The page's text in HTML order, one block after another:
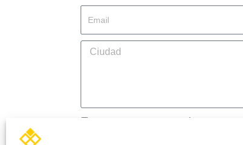
Message
Recibir
*AUTORIZO el tratamiento de